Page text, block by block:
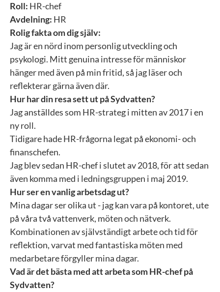
Roll: HR-chef
Avdelning: HR
Rolig fakta om dig själv:
Jag är en nörd inom personlig utveckling och
psykologi. Mitt genuina intresse för människor
hänger med även på min fritid, så jag läser och
reflekterar gärna även där.
Hur har din resa sett ut på Sydvatten?
Jag anställdes som HR-strateg i mitten av 2017 i en
ny roll.
Tidigare hade HR-frågorna legat på ekonomi- och
finanschefen.
Jag blev sedan HR-chef i slutet av 2018, för att sedan
även komma med i ledningsgruppen i maj 2019.
Hur ser en vanlig arbetsdag ut?
Mina dagar ser olika ut - jag kan vara på kontoret, ute
på våra två vattenverk, möten och nätverk.
Kombinationen av självständigt arbete och tid för
reflektion, varvat med fantastiska möten med
medarbetare förgyller mina dagar.
Vad är det bästa med att arbeta som HR-chef på
Sydvatten?